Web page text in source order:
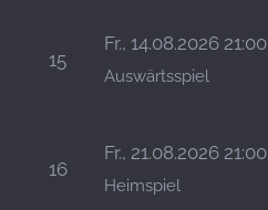
15
Fr., 14.08.2026 21:00
Auswärtsspiel
16
Fr., 21.08.2026 21:00
Heimspiel